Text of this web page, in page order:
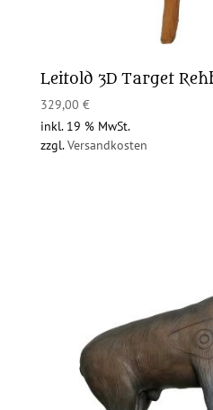
Leitold 3D Target
329,00 €
inkl. 19 % MwSt.
zzgl.Versandkosten